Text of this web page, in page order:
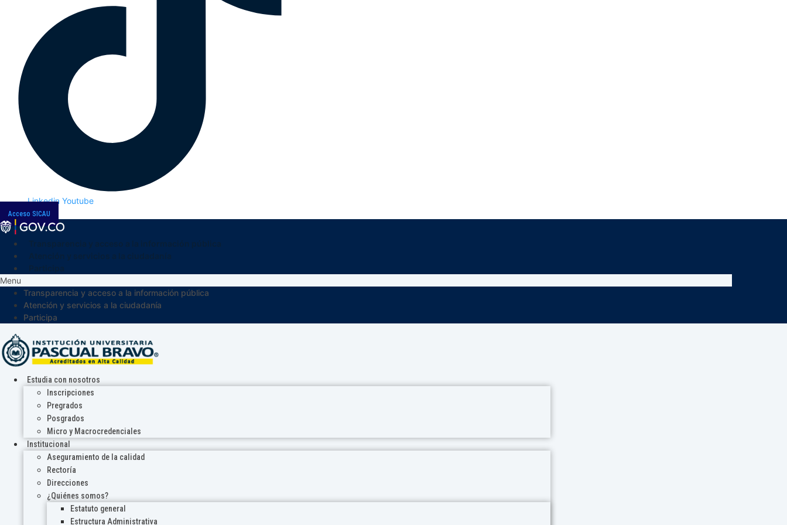
Linkedin Youtube
Acceso SICAU
Menu
Transparencia y acceso a la información pública
Atención y servicios a la ciudadanía
Participa
Estudia con nosotros
Inscripciones
Pregrados
Posgrados
Micro y Macrocredenciales
Institucional
Aseguramiento de la calidad
Rectoría
Direcciones
¿Quiénes somos?
Estatuto general
Estructura Administrativa